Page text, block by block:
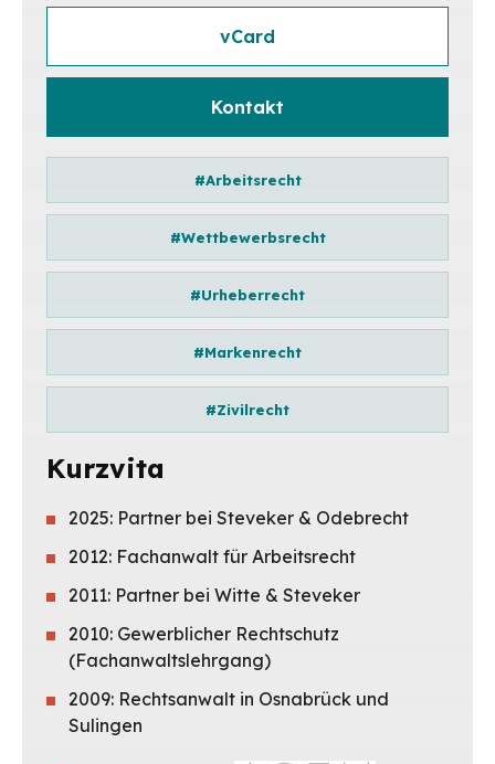
vCard
Kontakt
#Arbeitsrecht
#Wettbewerbsrecht
#Urheberrecht
#Markenrecht
#Zivilrecht
Kurzvita
2025: Partner bei Steveker & Odebrecht
2012: Fachanwalt für Arbeitsrecht
2011: Partner bei Witte & Steveker
2010: Gewerblicher Rechtschutz
(Fachanwaltslehrgang)
2009: Rechtsanwalt in Osnabrück und
Sulingen